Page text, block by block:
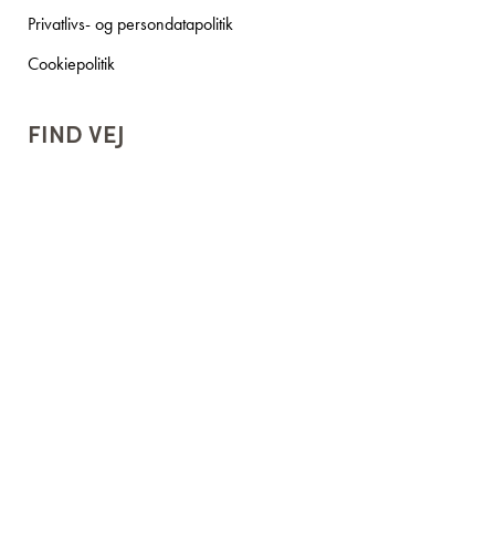
Privatlivs- og persondatapolitik
Cookiepolitik
FIND VEJ